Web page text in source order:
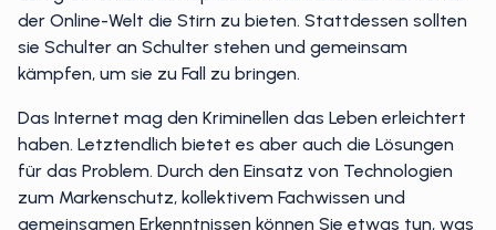
den größten und korruptesten kriminellen Elementen in
der Online-Welt die Stirn zu bieten. Stattdessen sollten
sie Schulter an Schulter stehen und gemeinsam
kämpfen, um sie zu Fall zu bringen.
Das Internet mag den Kriminellen das Leben erleichtert
haben. Letztendlich bietet es aber auch die Lösungen
für das Problem. Durch den Einsatz von Technologien
zum Markenschutz, kollektivem Fachwissen und